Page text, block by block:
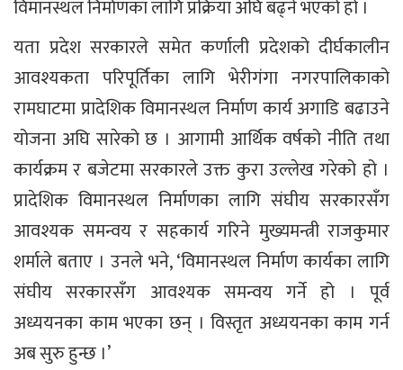
विमानस्थल निर्माणका लागि प्रक्रिया अघि बढ्ने भएको हो ।
यता प्रदेश सरकारले समेत कर्णाली प्रदेशको दीर्घकालीन
आवश्यकता परिपूर्तिका लागि भेरीगंगा नगरपालिकाको
रामघाटमा प्रादेशिक विमानस्थल निर्माण कार्य अगाडि बढाउने
योजना अघि सारेको छ । आगामी आर्थिक वर्षको नीति तथा
कार्यक्रम र बजेटमा सरकारले उक्त कुरा उल्लेख गरेको हो ।
प्रादेशिक विमानस्थल निर्माणका लागि संघीय सरकारसँग
आवश्यक समन्वय र सहकार्य गरिने मुख्यमन्त्री राजकुमार
शर्माले बताए । उनले भने, ‘विमानस्थल निर्माण कार्यका लागि
संघीय सरकारसँग आवश्यक समन्वय गर्ने हो । पूर्व
अध्ययनका काम भएका छन् । विस्तृत अध्ययनका काम गर्न
अब सुरु हुन्छ ।’